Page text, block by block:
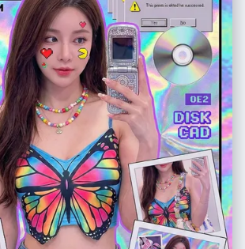
、布料纹理和真实的广角畸变 姿势与整体身体
造与极端视角相匹配的强烈、酷炫、充满动感的姿势
姿态，包括： • 站立姿势中，一条腿或一只手朝镜头
• 坐在地面上或坐在物体上 • 平躺在地面上，腿或脚
前探向镜头 • 扭转躯干、交叉双腿或弓起背部，形成
– 允许使用复杂姿势，例如： • 两只手都靠近镜头，摆
、用手指做画框、指向观者等） • 双脚都朝向镜头 •
为前景的大型元素 • 脸部靠近镜头，同时手或脚也在
在极端透视缩短下，也要保持合理可信的人体结构 机
– 随机改变相机角度与方向（朝上、朝下、侧向、倾
面构图视觉上平衡、有冲击力 – 气质保持酷、从容，
街头风格，具体依照原始穿搭气质 – 面部表情可以变
神秘等），但必须始终看起来是同一个人 光线与画
阴影以及与地面 / 地板的接触关系 – 高分辨率与清晰
以及材质高光 变化与随机性： – 每一张小
明显区别，在以下方面保持多样化： • 相机角度 • 姿
最靠近镜头 • 构图方向（正向、倾斜、俯视、仰视
全相同的「单脚贴近镜头」构图，要呈现丰富多样的